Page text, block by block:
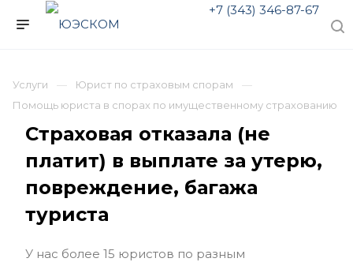
+7 (343) 346-87-67
Услуги
Юрист по страховым спорам
Помощь юриста в спорах по имущественному страхованию
Страховая отказала (не
платит) в выплате за утерю,
повреждение, багажа
туриста
У нас более 15 юристов по разным